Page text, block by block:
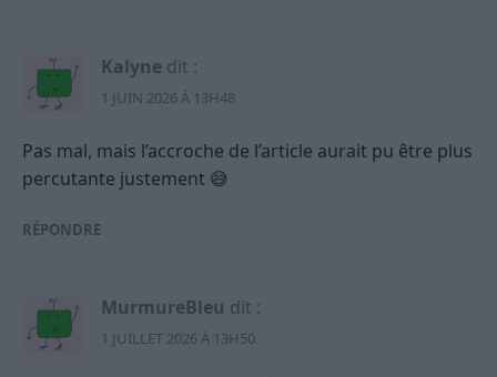
Kalyne dit :
1 JUIN 2026 À 13H48
Pas mal, mais l’accroche de l’article aurait pu être plus
percutante justement 😅
RÉPONDRE
MurmureBleu dit :
1 JUILLET 2026 À 13H50